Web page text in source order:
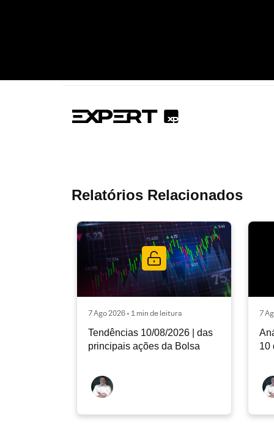
Relatórios Relacionados
7 Ago 2026 • 1 min de leitura
Tendências 10/08/2026 | das
principais ações da Bolsa
7
10